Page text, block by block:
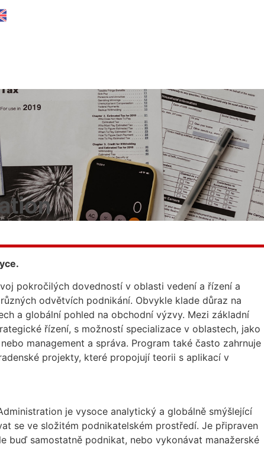
pokročilých dovedností v oblasti vedení a řízení a
odvětvích podnikání. Obvykle klade důraz na
a globální pohled na obchodní výzvy. Mezi základní
řízení, s možností specializace v oblastech, jako
management a správa. Program také často zahrnuje
projekty, které propojují teorii s aplikací v
je vysoce analytický a globálně smýšlející
se ve složitém podnikatelském prostředí. Je připraven
buď samostatně podnikat, nebo vykonávat manažerské